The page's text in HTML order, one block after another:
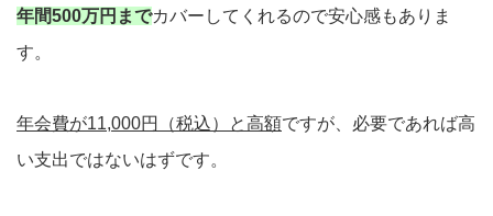
年間500万円までカバーしてくれるので安心感もありま
す。
年会費が11,000円（税込）と高額ですが、必要であれば高
い支出ではないはずです。